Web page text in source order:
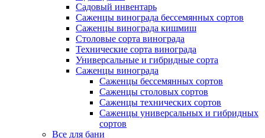
Садовый инвентарь
Саженцы винограда бессемянных сортов
Саженцы винограда кишмиш
Столовые сорта винограда
Технические сорта винограда
Универсальные и гибридные сорта
Саженцы винограда
Саженцы бессемянных сортов
Саженцы столовых сортов
Саженцы технических сортов
Саженцы универсальных и гибридных
сортов
Все для бани